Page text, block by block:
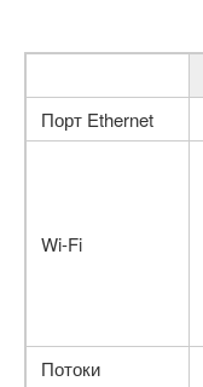
Порт Ethernet
Wi-Fi
Потоки